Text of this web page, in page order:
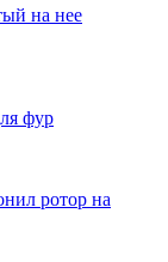
на нее
фур
ротор на